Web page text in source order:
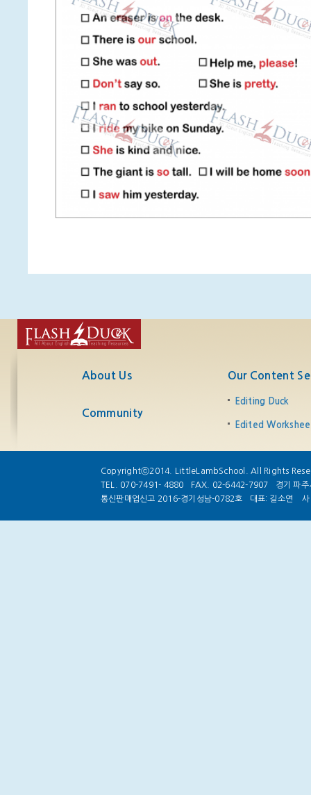
About Us
Community
Our Content
Editing Duck
Edited
Copyrightⓒ2014. LittleLambSchool. All Rights
TEL. 070-7491- 4880
FAX. 02-6442-7907
경기 파
통신판매업신고 2016-경기성남-0782호
대표: 길소연